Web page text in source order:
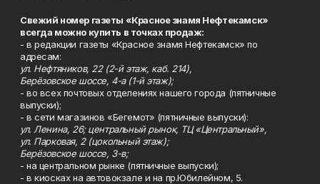
Свежий номер газеты «Красное знамя Нефтекамск»
всегда можно купить в точках продаж:
- в редакции газеты «Красное знамя Нефтекамск» по
адресам:
ул. Нефтяников, 22 (2-й этаж, каб. 214),
Берёзовское шоссе, 4-а (1-й этаж);
- во всех почтовых отделениях нашего города (пятничные
выпуски);
- в сети магазинов «Бегемот» (пятничные выпуски):
ул. Ленина, 26; центральный рынок, ТЦ «Центральный»,
ул. Парковая, 2 (цокольный этаж);
Берёзовское шоссе, 3-в;
- на центральном рынке (пятничные выпуски);
- в киосках на автовокзале и на пр.Юбилейном, 5.